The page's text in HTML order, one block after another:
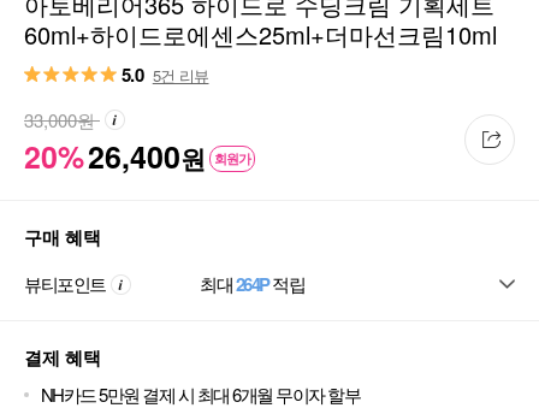
60ml+하이드로에센스25ml+더마선크림10ml
5.0 5건 리뷰
20%26,400원 회원가
33,000원
구매 혜택
뷰티포인트 최대264P적립
결제 혜택
NH카드 5만원 결제 시 최대 6개월 무이자 할부